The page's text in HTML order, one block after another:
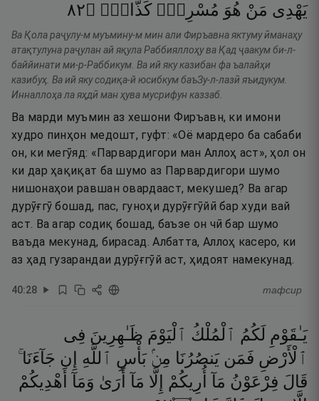
يَهْدِى مَنْ هُوَ مُسْرِفٌۭ كَذَّابٌۭ ۝٢٨
Ва Қола раҷулу-м муъмину-м мин али Фиръавна яктуму ӣманаҳу
атақтулуна раҷулан ай яқула Раббияллоҳу ва Қад ҷаакум би-л-
баййинати ми-р-Раббикум. Ва ий яку казибан фа ъалайҳи
казибуҳ. Ва ий яку содиқа-й юсибкум баъЗу-л-лазӣ яъидукум.
Инналлоҳа ла яҳдӣ ман ҳува мусрифун каззаб.
Ва марди муъмин аз хешони Фиръавн, ки имони
худро пинҳон медошт, гуфт: «Оё мардеро ба сабаби
он, ки мегӯяд: «Парвардигори ман Аллоҳ аст», ҳол он
ки дар ҳақиқат ба шумо аз Парвардигори шумо
нишонаҳои равшан овардааст, мекушед? Ва агар
дурӯғгӯ бошад, пас, гуноҳи дурӯғгӯйӣ бар худи вай
аст. Ва агар содиқ бошад, баъзе он чӣ бар шумо
ваъда мекунад, бирасад. Албатта, Аллоҳ касеро, ки
аз ҳад гузарандаи дурӯғгӯй аст, ҳидоят намекунад.
40:28 тафсир
يَـٰقَوْمِ لَكُمُ ٱلْمُلْكُ ٱلْيَوْمَ ظَـٰهِرِينَ فِى
ٱلْأَرْضِ فَمَن يَنصُرُنَا مِنۢ بَأْسِ ٱللَّهِ إِن جَآءَنَا ۚ
قَالَ فِرْعَوْنُ مَآ أُرِيكُمْ إِلَّا مَآ أَرَىٰ وَمَآ
أَهْدِيكُمْ